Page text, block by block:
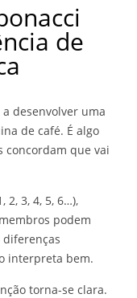
de
desenvolver uma
de café. É algo
concordam que vai
2, 3, 4, 5, 6…),
podem
interpreta bem.
torna-se clara.